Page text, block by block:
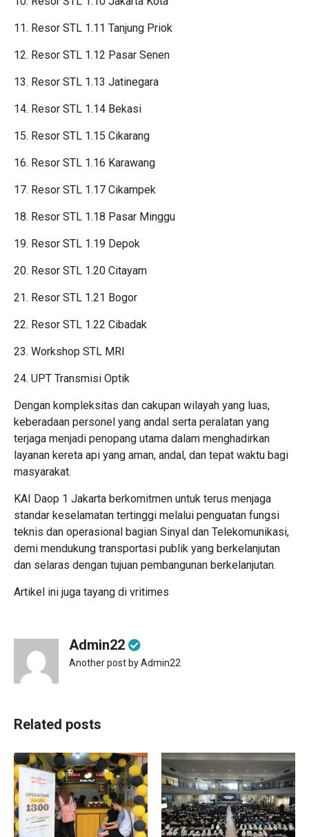
11. Resor STL 1.11 Tanjung Priok
12. Resor STL 1.12 Pasar Senen
13. Resor STL 1.13 Jatinegara
14. Resor STL 1.14 Bekasi
15. Resor STL 1.15 Cikarang
16. Resor STL 1.16 Karawang
17. Resor STL 1.17 Cikampek
18. Resor STL 1.18 Pasar Minggu
19. Resor STL 1.19 Depok
20. Resor STL 1.20 Citayam
21. Resor STL 1.21 Bogor
22. Resor STL 1.22 Cibadak
23. Workshop STL MRI
24. UPT Transmisi Optik
Dengan kompleksitas dan cakupan wilayah yang luas,
keberadaan personel yang andal serta peralatan yang
terjaga menjadi penopang utama dalam menghadirkan
layanan kereta api yang aman, andal, dan tepat waktu bagi
masyarakat.
KAI Daop 1 Jakarta berkomitmen untuk terus menjaga
standar keselamatan tertinggi melalui penguatan fungsi
teknis dan operasional bagian Sinyal dan Telekomunikasi,
demi mendukung transportasi publik yang berkelanjutan
dan selaras dengan tujuan pembangunan berkelanjutan.
Artikel ini juga tayang di vritimes
Admin22
Another post by Admin22
Related posts